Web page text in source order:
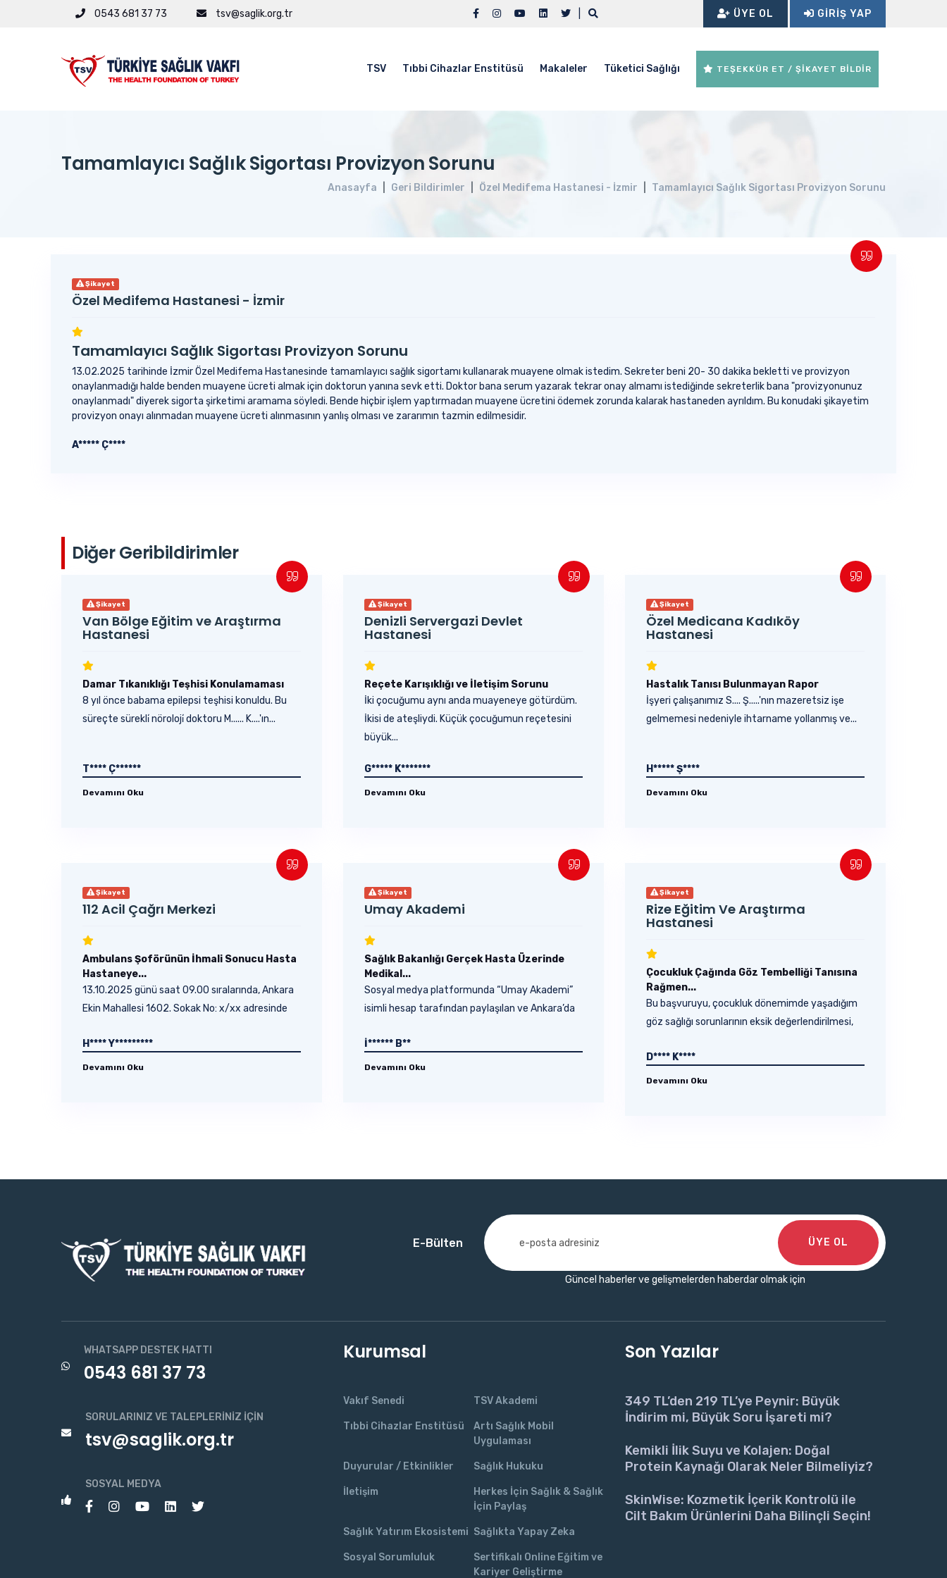
0543 681 37 73 tsv@saglik.org.tr ÜYE OL GIRIŞ YAP
TSV Tıbbi Cihazlar Enstitüsü Makaleler Tüketici Sağlığı TEŞEKKÜR ET / ŞİKAYET BİLDİR
Tamamlayıcı Sağlık Sigortası Provizyon Sorunu
Anasayfa Geri Bildirimler Özel Medifema Hastanesi - İzmir Tamamlayıcı Sağlık Sigortası Provizyon Sorunu
Şikayet
Özel Medifema Hastanesi - İzmir
Tamamlayıcı Sağlık Sigortası Provizyon Sorunu
13.02.2025 tarihinde İzmir Özel Medifema Hastanesinde tamamlayıcı sağlık sigortamı kullanarak muayene olmak istedim. Sekreter beni 20- 30 dakika bekletti ve provizyon
onaylanmadığı halde benden muayene ücreti almak için doktorun yanına sevk etti. Doktor bana serum yazarak tekrar onay almamı istediğinde sekreterlik bana "provizyonunuz
onaylanmadı" diyerek sigorta şirketimi aramama söyledi. Bende hiçbir işlem yaptırmadan muayene ücretini ödemek zorunda kalarak hastaneden ayrıldım. Bu konudaki şikayetim
provizyon onayı alınmadan muayene ücreti alınmasının yanlış olması ve zararımın tazmin edilmesidir.
A***** Ç****
Diğer Geribildirimler
Şikayet
Van Bölge Eğitim ve Araştırma
Hastanesi
Damar Tıkanıklığı Teşhisi Konulamaması
8 yıl önce babama epilepsi teşhisi konuldu. Bu
süreçte sürekli̇ nöroloji̇ doktoru M...... K....'ın...
T**** Ç******
Devamını Oku
Şikayet
Denizli Servergazi Devlet
Hastanesi
Reçete Karışıklığı ve İletişim Sorunu
İki çocuğumu aynı anda muayeneye götürdüm.
İkisi de ateşliydi. Küçük çocuğumun reçetesini
büyük...
G***** K*******
Devamını Oku
Şikayet
Özel Medicana Kadıköy
Hastanesi
Hastalık Tanısı Bulunmayan Rapor
İşyeri çalışanımız S.... Ş.....'nın mazeretsiz işe
gelmemesi nedeniyle ihtarname yollanmış ve...
H***** Ş****
Devamını Oku
Şikayet
112 Acil Çağrı Merkezi
Ambulans Şoförünün İhmali Sonucu Hasta
Hastaneye...
13.10.2025 günü saat 09.00 sıralarında, Ankara
Ekin Mahallesi 1602. Sokak No: x/xx adresinde
H**** Y*********
Devamını Oku
Şikayet
Umay Akademi
Sağlık Bakanlığı Gerçek Hasta Üzerinde
Medikal...
Sosyal medya platformunda “Umay Akademi”
isimli hesap tarafından paylaşılan ve Ankara’da
İ****** B**
Devamını Oku
Şikayet
Rize Eğitim Ve Araştırma
Hastanesi
Çocukluk Çağında Göz Tembelliği Tanısına
Rağmen...
Bu başvuruyu, çocukluk dönemimde yaşadığım
göz sağlığı sorunlarının eksik değerlendirilmesi,
D**** K****
Devamını Oku
E-Bülten
Güncel haberler ve gelişmelerden haberdar olmak için
ÜYE OL
WHATSAPP DESTEK HATTI
0543 681 37 73
SORULARINIZ VE TALEPLERINIZ İÇIN
tsv@saglik.org.tr
SOSYAL MEDYA
Kurumsal
Vakıf Senedi TSV Akademi
Tıbbi Cihazlar Enstitüsü
Artı Sağlık Mobil
Uygulaması
Duyurular / Etkinlikler Sağlık Hukuku
İletişim
Herkes İçin Sağlık & Sağlık
İçin Paylaş
Sağlık Yatırım Ekosistemi Sağlıkta Yapay Zeka
Sosyal Sorumluluk
Sertifikalı Online Eğitim ve
Kariyer Geliştirme
Son Yazılar
349 TL’den 219 TL’ye Peynir: Büyük
İndirim mi, Büyük Soru İşareti mi?
Kemikli İlik Suyu ve Kolajen: Doğal
Protein Kaynağı Olarak Neler Bilmeliyiz?
SkinWise: Kozmetik İçerik Kontrolü ile
Cilt Bakım Ürünlerini Daha Bilinçli Seçin!